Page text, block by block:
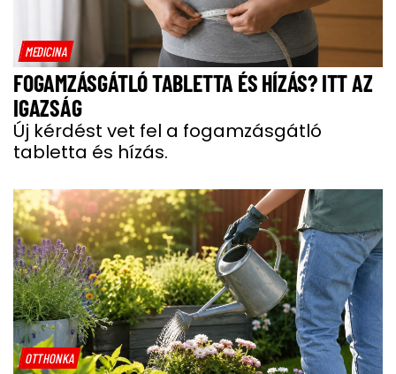
MEDICINA
FOGAMZÁSGÁTLÓ TABLETTA ÉS HÍZÁS? ITT AZ
IGAZSÁG
Új kérdést vet fel a fogamzásgátló
tabletta és hízás.
OTTHONKA